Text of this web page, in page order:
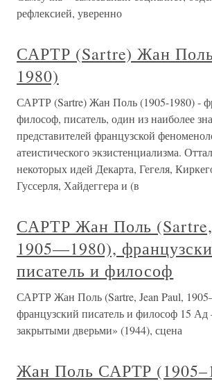
рефлексией, уверенно
САРТР (Sartre) Жан
1980)
САРТР (Sartre) Жан Поль (1905-1980) -
философ, писатель, один из наиболее
представителей французской
атеистического экзистенциализма.
некоторых идей Декарта, Гегеля,
Гуссерля, Хайдеггера и (в
САРТР Жан Поль (Sartre,
1905—1980),
писатель и философ
САРТР Жан Поль (Sartre, Jean Paul,
французский писатель и философ 15 Ад
закрытыми дверьми» (1944), сцена
Жан Поль САРТР